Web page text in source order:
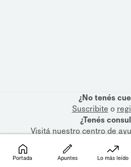
¿No tenés
Suscribite o
¿Tenés
Visitá nuestrocentro de
Portada Apuntes Lo más leído